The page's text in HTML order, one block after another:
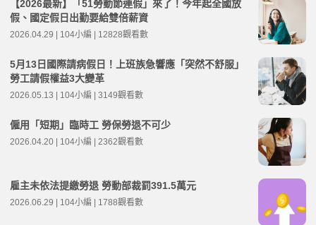
【2026最新】「51勞動節連假」來了！今年起全國放
假、國定假日出勤要給雙倍薪資
2026.04.29 | 104小編 | 12828觀看數
5月13日國際請病假日！上班族急響應「突然不舒服」
勞工請假權益3大變革
2026.05.13 | 104小編 | 3149觀看數
僱用「短期」臨時工 勞保勞退不可少
2026.04.20 | 104小編 | 2362觀看數
雇主未依法提繳勞退 勞動部裁罰391.5萬元
2026.06.29 | 104小編 | 1788觀看數